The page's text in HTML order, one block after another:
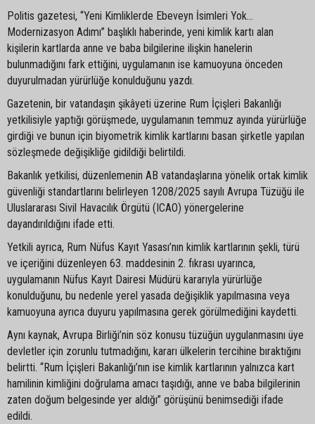
Politis gazetesi, “Yeni Kimliklerde Ebeveyn İsimleri Yok…
Modernizasyon Adımı” başlıklı haberinde, yeni kimlik kartı alan
kişilerin kartlarda anne ve baba bilgilerine ilişkin hanelerin
bulunmadığını fark ettiğini, uygulamanın ise kamuoyuna önceden
duyurulmadan yürürlüğe konulduğunu yazdı.
Gazetenin, bir vatandaşın şikâyeti üzerine Rum İçişleri Bakanlığı
yetkilisiyle yaptığı görüşmede, uygulamanın temmuz ayında yürürlüğe
girdiği ve bunun için biyometrik kimlik kartlarını basan şirketle yapılan
sözleşmede değişikliğe gidildiği belirtildi.
Bakanlık yetkilisi, düzenlemenin AB vatandaşlarına yönelik ortak kimlik
güvenliği standartlarını belirleyen 1208/2025 sayılı Avrupa Tüzüğü ile
Uluslararası Sivil Havacılık Örgütü (ICAO) yönergelerine
dayandırıldığını ifade etti.
Yetkili ayrıca, Rum Nüfus Kayıt Yasası’nın kimlik kartlarının şekli, türü
ve içeriğini düzenleyen 63. maddesinin 2. fıkrası uyarınca,
uygulamanın Nüfus Kayıt Dairesi Müdürü kararıyla yürürlüğe
konulduğunu, bu nedenle yerel yasada değişiklik yapılmasına veya
kamuoyuna ayrıca duyuru yapılmasına gerek görülmediğini kaydetti.
Aynı kaynak, Avrupa Birliği’nin söz konusu tüzüğün uygulanmasını üye
devletler için zorunlu tutmadığını, kararı ülkelerin tercihine bıraktığını
belirtti. “Rum İçişleri Bakanlığı’nın ise kimlik kartlarının yalnızca kart
hamilinin kimliğini doğrulama amacı taşıdığı, anne ve baba bilgilerinin
zaten doğum belgesinde yer aldığı” görüşünü benimsediği ifade
edildi.